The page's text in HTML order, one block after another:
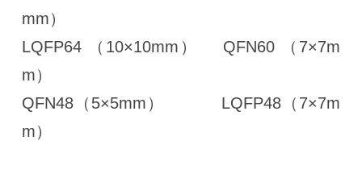
mm）
LQFP64 （10×10mm） QFN60 （7×7m
m）
QFN48（5×5mm） LQFP48（7×7m
m）